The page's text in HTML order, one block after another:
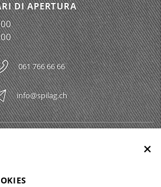
DI APERTURA
061 766 66 66
info@spilag.ch